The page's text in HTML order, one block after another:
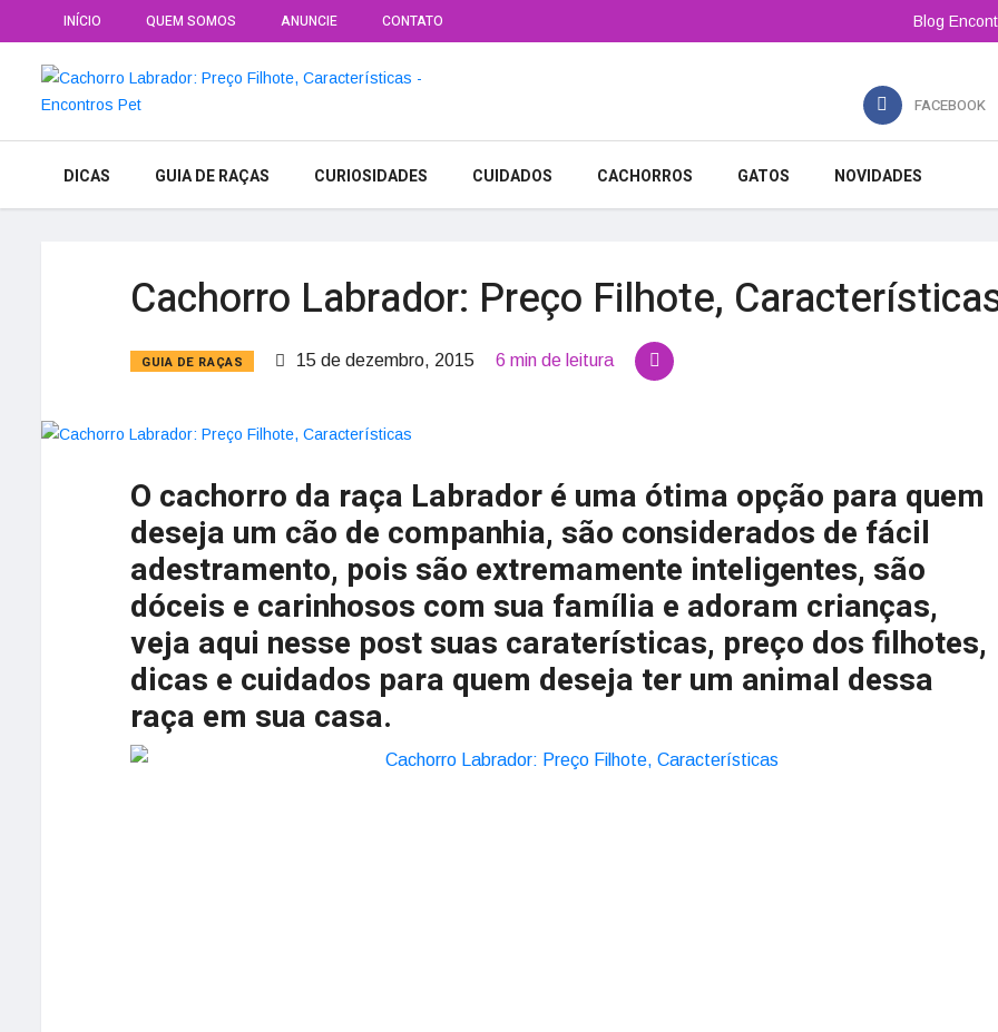
INÍCIO QUEM SOMOS ANUNCIE CONTATO Blog
FACEBOOK
DICAS GUIA DE RAÇAS CURIOSIDADES CUIDADOS CACHORROS GATOS NOVIDADES
Cachorro Labrador: Preço Filhote,
GUIA DE RAÇAS 15 de dezembro, 2015 6 min de leitura
O cachorro da raça Labrador é uma ótima opção para quem
deseja um cão de companhia, são considerados de fácil
adestramento, pois são extremamente inteligentes, são
dóceis e carinhosos com sua família e adoram crianças,
veja aqui nesse post suas caraterísticas, preço dos filhotes,
dicas e cuidados para quem deseja ter um animal dessa
raça em sua casa.